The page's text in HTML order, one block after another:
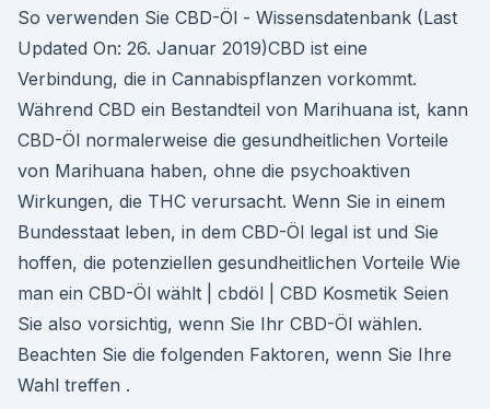
So verwenden Sie CBD-Öl - Wissensdatenbank (Last
Updated On: 26. Januar 2019)CBD ist eine
Verbindung, die in Cannabispflanzen vorkommt.
Während CBD ein Bestandteil von Marihuana ist, kann
CBD-Öl normalerweise die gesundheitlichen Vorteile
von Marihuana haben, ohne die psychoaktiven
Wirkungen, die THC verursacht. Wenn Sie in einem
Bundesstaat leben, in dem CBD-Öl legal ist und Sie
hoffen, die potenziellen gesundheitlichen Vorteile Wie
man ein CBD-Öl wählt | cbdöl | CBD Kosmetik Seien
Sie also vorsichtig, wenn Sie Ihr CBD-Öl wählen.
Beachten Sie die folgenden Faktoren, wenn Sie Ihre
Wahl treffen .